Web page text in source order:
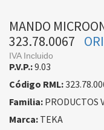
MANDO
323.78.0067
ORI
IVA Incluido
P.V.P.:9.03
Código RML:
Familia: PRODUCTOS
Marca: TEKA